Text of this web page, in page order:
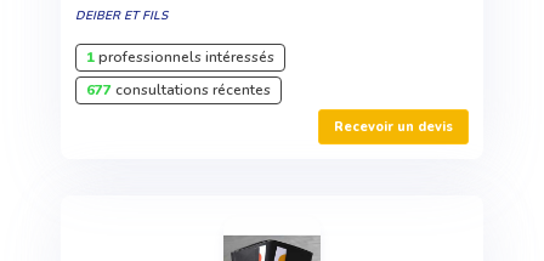
DEIBER ET FILS
1professionnels intéressés
677consultations récentes
Recevoir un devis